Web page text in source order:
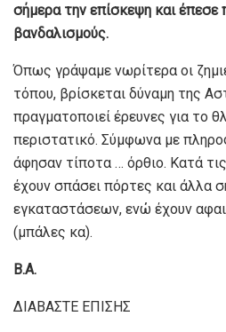
σήμερα την επίσκεψη και
βανδαλισμούς.
Όπως γράψαμε νωρίτερα οι
τόπου, βρίσκεται δύναμη της
πραγματοποιεί έρευνες για το
περιστατικό. Σύμφωνα με
άφησαν τίποτα … όρθιο. Κατά
έχουν σπάσει πόρτες και άλλα
εγκαταστάσεων, ενώ έχουν
(μπάλες κα).
Β.Α.
ΔΙΑΒΑΣΤΕ ΕΠΙΣΗΣ